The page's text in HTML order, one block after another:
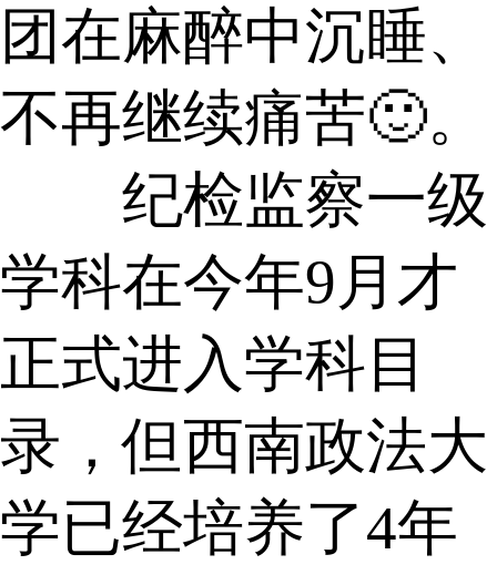
团在麻醉中沉睡、
不再继续痛苦🙂。
纪检监察一级
学科在今年9月才
正式进入学科目
录，但西南政法大
学已经培养了4年